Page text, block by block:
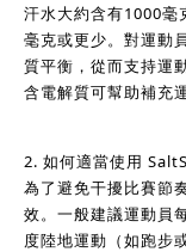
汗水大約含有1000毫
毫克或更少。對運動
質平衡，從而支持運
含電解質可幫助補充
2. 如何適當使用
為了避免干擾比賽節
效。一般建議運動員
度陸地運動（如跑步